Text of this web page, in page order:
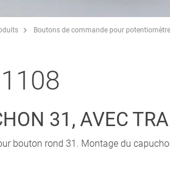
Boutons de commande pour
31, AVEC
bouton rond 31. Montage du